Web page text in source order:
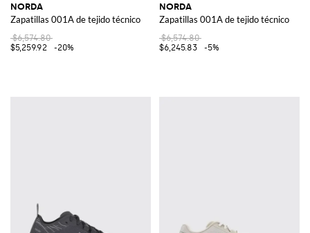
NORDA
Zapatillas 001A de tejido técnico
$6,574.80
$5,259.92
-20%
NORDA
Zapatillas 001A de tejido técnico
$6,574.80
$6,245.83
-5%